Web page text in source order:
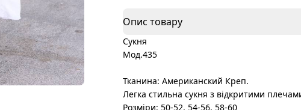
Опис товару
Сукня
Мод.435
Тканина: Американский Креп.
Легка стильна сукня з відкритими
Розміри: 50-52, 54-56, 58-60